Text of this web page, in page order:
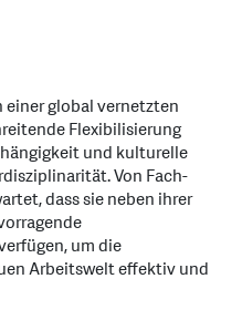
global vernetzten
Flexibilisierung
und kulturelle
Von Fach-
dass sie neben ihrer
um die
Arbeitswelt effektiv und